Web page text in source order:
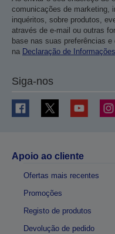
comunicações de marketing,
inquéritos, sobre produtos,
através de e-mail ou outras
base nas suas preferências
na Declaração de
Siga-nos
Apoio ao cliente
Ofertas mais recentes
Promoções
Registo de produtos
Devolução de pedido